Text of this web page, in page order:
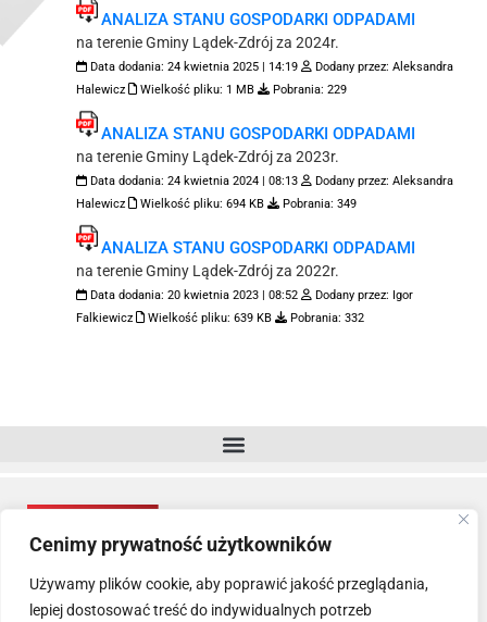
Cenimy prywatność użytkowników
Używamy plików cookie, aby poprawić jakość przeglądania,
lepiej dostosować treść do indywidualnych potrzeb
ANALIZA STANU GOSPODARKI ODPADAMI
na terenie Gminy Lądek-Zdrój za 2024r.
Data dodania: 24 kwietnia 2025 | 14:19 Dodany przez: Aleksandra
Halewicz
Wielkość pliku: 1 MB Pobrania: 229
ANALIZA STANU GOSPODARKI ODPADAMI
na terenie Gminy Lądek-Zdrój za 2023r.
Data dodania: 24 kwietnia 2024 | 08:13 Dodany przez: Aleksandra
Halewicz
Wielkość pliku: 694 KB Pobrania: 349
ANALIZA STANU GOSPODARKI ODPADAMI
na terenie Gminy Lądek-Zdrój za 2022r.
Data dodania: 20 kwietnia 2023 | 08:52 Dodany przez: Igor
Falkiewicz
Wielkość pliku: 639 KB Pobrania: 332